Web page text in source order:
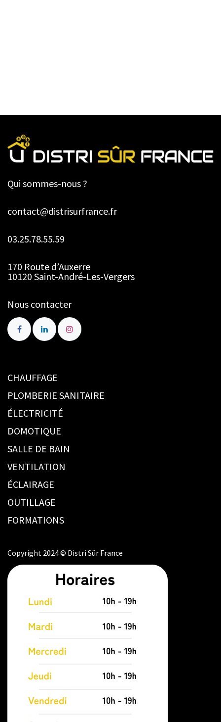
Qui sommes-nous ?
contact@distrisurfrance.fr
03.25.78.55.59
170 Route d’Auxerre
10120 Saint-André-Les-Vergers
Nous contacter
CHAUFFAGE
PLOMBERIE SANITAIRE
ÉLECTRICITÉ
DOMOTIQUE
SALLE DE BAIN
VENTILATION
ÉCLAIRAGE
OUTILLAGE
FORMATIONS
Copyright 2024 © Distri Sûr France